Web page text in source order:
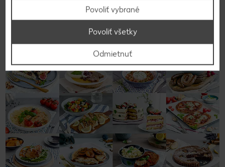
Povoliť vybrané
Odmietnuť
Povoliť všetky